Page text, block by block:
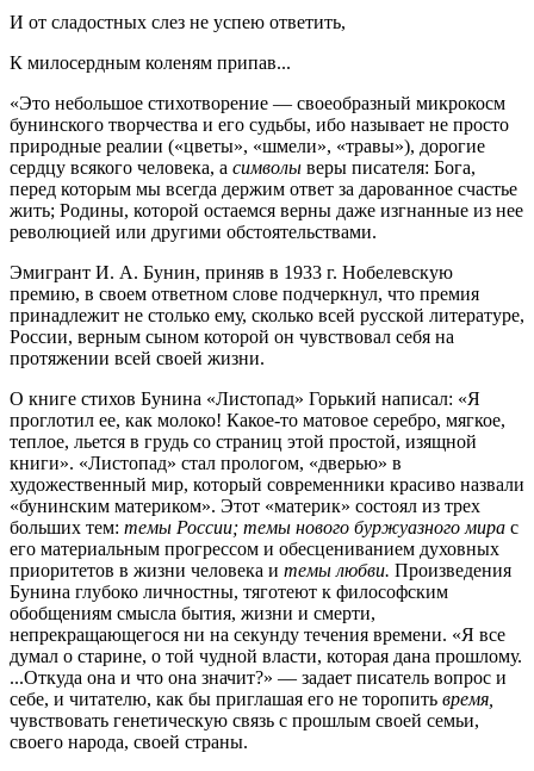
И от сладостных слез не успею ответить,
К милосердным коленям припав...
«Это небольшое стихотворение — своеобразный микрокосм
бунинского творчества и его судьбы, ибо называет не просто
природные реалии («цветы», «шмели», «травы»), дорогие
сердцу всякого человека, а символы веры писателя: Бога,
перед которым мы всегда держим ответ за дарованное счастье
жить; Родины, которой остаемся верны даже изгнанные из нее
революцией или другими обстоятельствами.
Эмигрант И. А. Бунин, приняв в 1933 г. Нобелевскую
премию, в своем ответном слове подчеркнул, что премия
принадлежит не столько ему, сколько всей русской литературе,
России, верным сыном которой он чувствовал себя на
протяжении всей своей жизни.
О книге стихов Бунина «Листопад» Горький написал: «Я
проглотил ее, как молоко! Какое-то матовое серебро, мягкое,
теплое, льется в грудь со страниц этой простой, изящной
книги». «Листопад» стал прологом, «дверью» в
художественный мир, который современники красиво назвали
«бунинским материком». Этот «материк» состоял из трех
больших тем: темы России; темы нового буржуазного мира с
его материальным прогрессом и обесцениванием духовных
приоритетов в жизни человека и темы любви. Произведения
Бунина глубоко личностны, тяготеют к философским
обобщениям смысла бытия, жизни и смерти,
непрекращающегося ни на секунду течения времени. «Я все
думал о старине, о той чудной власти, которая дана прошлому.
...Откуда она и что она значит?» — задает писатель вопрос и
себе, и читателю, как бы приглашая его не торопить время,
чувствовать генетическую связь с прошлым своей семьи,
своего народа, своей страны.